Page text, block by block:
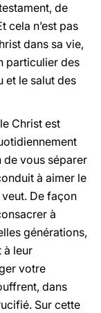
de
cela n’est pas
dans sa vie,
particulier des
et le salut des
Christ est
de vous séparer
à aimer le
veut. De façon
à
générations,
à leur
votre
dans
Sur cette